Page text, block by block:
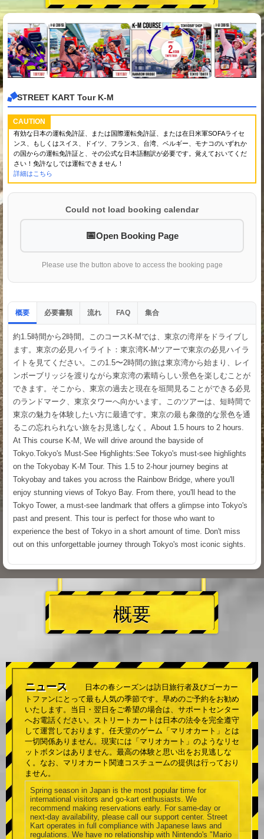
STREET KART Tour K-M
CAUTION
有効な日本の運転免許証、または国際運転免許証、または在日米軍SOFAライセ
ンス、もしくはスイス、ドイツ、フランス、台湾、ベルギー、モナコのいずれか
の国からの運転免許証と、その公式な日本語翻訳が必要です。覚えておいてくだ
さい！免許なしでは運転できません！
詳細はこちら
Could not load booking calendar
Open Booking Page
Please use the button above to access the booking page
概要 必要書類 流れ FAQ 集合
約1.5時間から2時間。このコースK-Mでは、東京の湾岸をドライブし
ます。東京の必見ハイライト：東京湾K-Mツアーで東京の必見ハイラ
イトを見てください。この1.5〜2時間の旅は東京湾から始まり、レイ
ンボーブリッジを渡りながら東京湾の素晴らしい景色を楽しむことが
できます。そこから、東京の過去と現在を垣間見ることができる必見
のランドマーク、東京タワーへ向かいます。このツアーは、短時間で
東京の魅力を体験したい方に最適です。東京の最も象徴的な景色を通
るこの忘れられない旅をお見逃しなく。About 1.5 hours to 2 hours.
At This course K-M, We will drive around the bayside of
Tokyo.Tokyo's Must-See Highlights:See Tokyo's must-see highlights
on the Tokyobay K-M Tour. This 1.5 to 2-hour journey begins at
Tokyobay and takes you across the Rainbow Bridge, where you'll
enjoy stunning views of Tokyo Bay. From there, you'll head to the
Tokyo Tower, a must-see landmark that offers a glimpse into Tokyo's
past and present. This tour is perfect for those who want to
experience the best of Tokyo in a short amount of time. Don't miss
out on this unforgettable journey through Tokyo's most iconic sights.
概要
ニュース
日本の春シーズンは訪日旅行者及びゴーカー
トファンにとって最も人気の季節です。早めのご予約をお勧め
いたします。当日・翌日をご希望の場合は、サポートセンター
へお電話ください。ストリートカートは日本の法令を完全遵守
して運営しております。任天堂のゲーム「マリオカート」とは
一切関係ありません。現実には「マリオカート」のようなリセ
ットボタンはありません。最高の体験と思い出をお見逃しな
く。なお、マリオカート関連コスチュームの提供は行っており
ません。
Spring season in Japan is the most popular time for
international visitors and go-kart enthusiasts. We
recommend making reservations early. For same-day or
next-day availability, please call our support center. Street
Kart operates in full compliance with Japanese laws and
regulations. We have no relationship with Nintendo's "Mario